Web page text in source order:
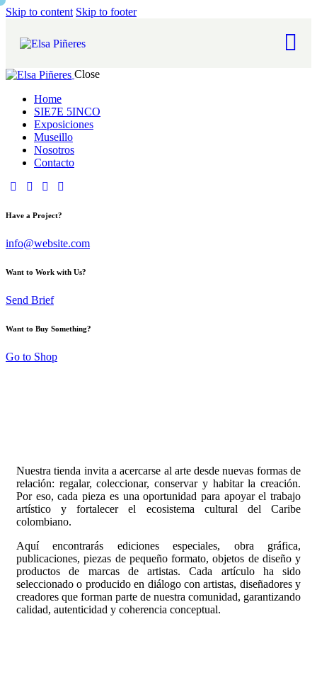
Skip to content Skip to footer
Close
Home
SIE7E 5INCO
Exposiciones
Museillo
Nosotros
Contacto
Have a Project?
info@website.com
Want to Work with Us?
Send Brief
Want to Buy Something?
Go to Shop
Nuestra tienda invita a acercarse al arte desde nuevas formas de
relación: regalar, coleccionar, conservar y habitar la creación.
Por eso, cada pieza es una oportunidad para apoyar el trabajo
artístico y fortalecer el ecosistema cultural del Caribe
colombiano.
Aquí encontrarás ediciones especiales, obra gráfica,
publicaciones, piezas de pequeño formato, objetos de diseño y
productos de marcas de artistas. Cada artículo ha sido
seleccionado o producido en diálogo con artistas, diseñadores y
creadores que forman parte de nuestra comunidad, garantizando
calidad, autenticidad y coherencia conceptual.